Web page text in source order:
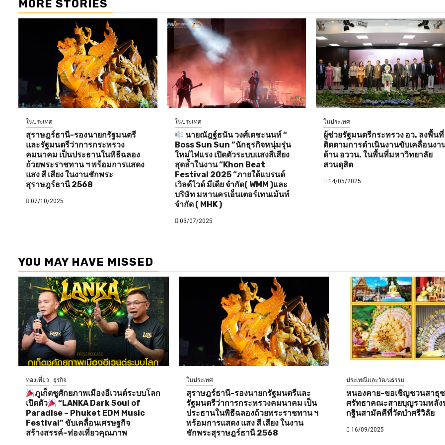
MORE STORIES
ในประเทศ
สุราษฎร์ธานี-รองนายกรัฐมนตรี
และรัฐมนตรีว่าการกระทรวง
คมนาคม เป็นประธานในพิธีฉลอง
ถ้วยพระราชทาน ฯ พร้อมการแสดง
แสง สี เสียง ในงานชักพระ
สุราษฎร์ธานี 2568
07/10/2025
ในประเทศ
นายณัฎฐ์ธนัน วงศ์เตชะนนท์ “
Boss Sun Sun ”นักธุรกิจหนุ่มรุ่น
ใหม่ไฟแรง เปิดตัวระบบแสงสีเสียง
สุดล้ำในงาน “Khon Beat
Festival 2025 “ภายใต้แบรนด์
เวิลด์ไวด์ มีเดีย จำกัด( WMM )และ
บริษัท มหานครเอ็นเตอร์เทนเม้นท์
จำกัด ( MHK )
03/07/2025
ในประเทศ
ผู้ช่วยรัฐมนตรีกระทรวง อว. ลงพื้นที่
ติดตามการดำเนินงานขับเคลื่อนงา
ด้าน อววน. ในพื้นที่มหาวิทยาลัย
สวนดุสิต
14/05/2025
YOU MAY HAVE MISSED
ท่องเที่ยว ธุรกิจ
ภูเก็ตชูศักยภาพเมืองอีเวนต์ระบบโลก
เปิดตัว
“LANKA Dark Soul of
Paradise – Phuket EDM Music
Festival” ขับเคลื่อนเศรษฐกิจ
สร้างสรรค์–ท่องเที่ยวคุณภาพ
ในประเทศ
สุราษฎร์ธานี-รองนายกรัฐมนตรีและ
รัฐมนตรีว่าการกระทรวงคมนาคม เป็น
ประธานในพิธีฉลองถ้วยพระราชทาน ฯ
พร้อมการแสดง แสง สี เสียง ในงาน
ชักพระสุราษฎร์ธานี 2568
ประเพณีและวัฒนธรรม
หนองคาย-ขอเชิญชวนสาธุ
ศรัทธาคณะสายบุญรวมพลั
กฐินสามัคคีที่วัดป่าศรีวิลัย
16/09/2025